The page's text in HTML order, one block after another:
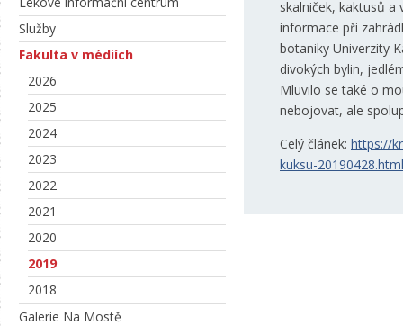
Služby
Fakulta v médiích
2026
2025
2024
2023
2022
2021
2020
2019
2018
Galerie Na Mostě
skalniček, kaktusů
informace při
botaniky Univerzity
divokých bylin,
Mluvilo se také o
nebojovat, ale
Celý článek: https://
kuksu-20190428.html